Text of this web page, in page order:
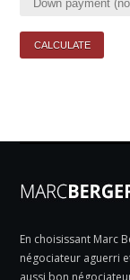
En choisissant Marc
négociateur aguerri
aussi bon